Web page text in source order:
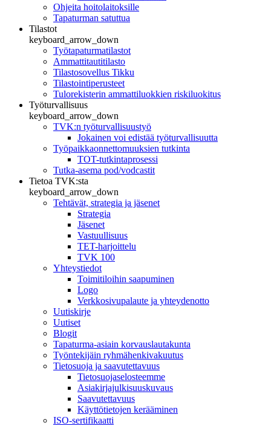
Ohjeita hoitolaitoksille
Tapaturman satuttua
Tilastot
keyboard_arrow_down
Työtapaturmatilastot
Ammattitautitilasto
Tilastosovellus Tikku
Tilastointiperusteet
Tulorekisterin ammattiluokkien riskiluokitus
Työturvallisuus
keyboard_arrow_down
TVK:n työturvallisuustyö
Jokainen voi edistää työturvallisuutta
Työpaikkaonnettomuuksien tutkinta
TOT-tutkintaprosessi
Tutka-asema pod/vodcastit
Tietoa TVK:sta
keyboard_arrow_down
Tehtävät, strategia ja jäsenet
Strategia
Jäsenet
Vastuullisuus
TET-harjoittelu
TVK 100
Yhteystiedot
Toimitiloihin saapuminen
Logo
Verkkosivupalaute ja yhteydenotto
Uutiskirje
Uutiset
Blogit
Tapaturma-asiain korvauslautakunta
Työntekijäin ryhmähenkivakuutus
Tietosuoja ja saavutettavuus
Tietosuojaselosteemme
Asiakirjajulkisuuskuvaus
Saavutettavuus
Käyttötietojen kerääminen
ISO-sertifikaatti